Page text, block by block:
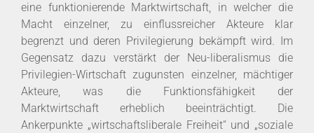
eine funktionierende Marktwirtschaft, in welcher die
Macht einzelner, zu einflussreicher Akteure klar
begrenzt und deren Privilegierung bekämpft wird. Im
Gegensatz dazu verstärkt der Neu-liberalismus die
Privilegien-Wirtschaft zugunsten einzelner, mächtiger
Akteure, was die Funktionsfähigkeit der
Marktwirtschaft erheblich beeinträchtigt. Die
Ankerpunkte „wirtschaftsliberale Freiheit“ und „soziale